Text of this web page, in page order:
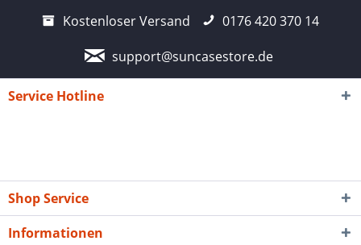
Kostenloser Versand
0176 420 370 14
support@suncasestore.de
Service Hotline
Shop Service
Informationen